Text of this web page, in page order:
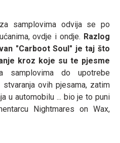
samplovima odvija se po
ovdje i ondje. Razlog
"Carboot Soul" je taj što
kroz koje su te pjesme
do upotrebe
ovih pjesama, zatim
u automobilu ... bio je to puni
Nightmares on Wax,